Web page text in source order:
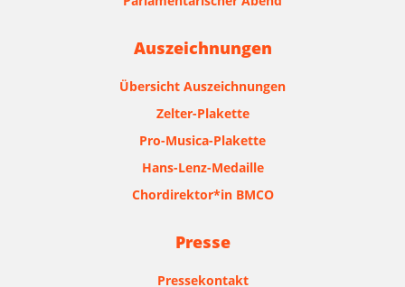
Auszeichnungen
Übersicht Auszeichnungen
Zelter-Plakette
Pro-Musica-Plakette
Hans-Lenz-Medaille
Chordirektor*in BMCO
Presse
Pressekontakt